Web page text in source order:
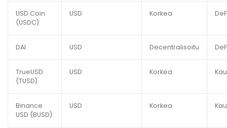
USD Coin
(USDC)
USD Korkea
DAI USD Decentralisoitu
TrueUSD
(TUSD)
USD Korkea
Binance
USD (BUSD)
USD Korkea